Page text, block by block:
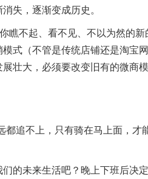
失，逐渐变成历史。
不起、看不见、不以为然的新
式（不管是传统店铺还是淘宝
壮大，必须要改变旧有的微商
追不上，只有骑在马上面，才
未来生活吧？晚上下班后决